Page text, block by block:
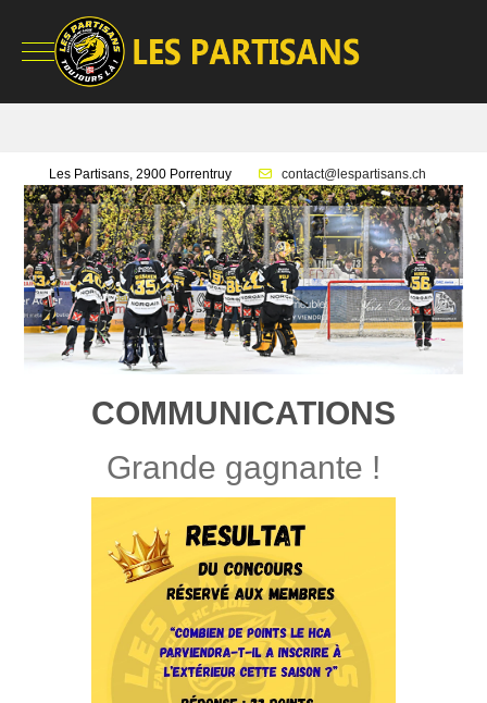
Mobile Menu Toggle
Les Partisans, 2900 Porrentruy contact@lespartisans.ch
COMMUNICATIONS
Grande gagnante !